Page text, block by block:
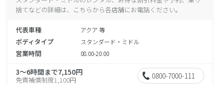
捨てなどの詳細は、こちらから各店舗にお電話ください。
代表車種 アクア 等
ボディタイプ スタンダード・ミドル
営業時間 08:00-20:00
3～6時間まで7,150円
免責補償制度1,100円 0800-7000-111